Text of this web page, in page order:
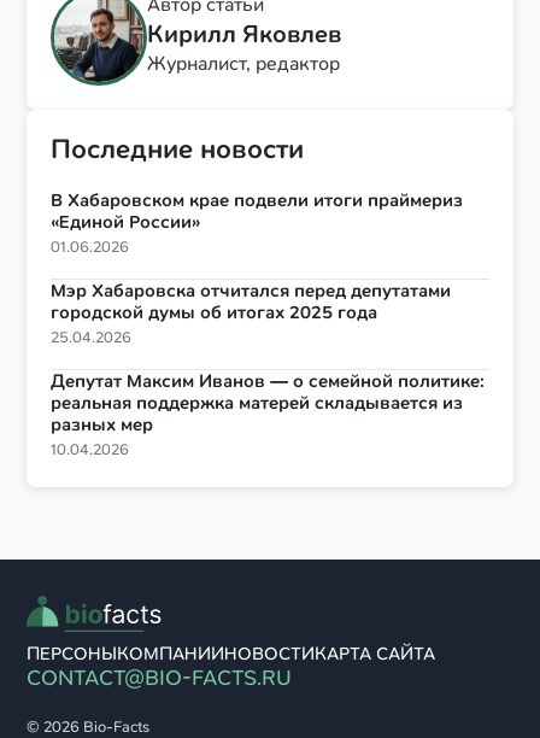
Кирилл Яковлев
Журналист, редактор
Последние новости
В Хабаровском крае подвели итоги праймериз
«Единой России»
01.06.2026
Мэр Хабаровска отчитался перед депутатами
городской думы об итогах 2025 года
25.04.2026
Депутат Максим Иванов — о семейной политике:
реальная поддержка матерей складывается из
разных мер
10.04.2026
ПЕРСОНЫКОМПАНИИНОВОСТИКАРТА САЙТА
CONTACT@BIO-FACTS.RU
© 2026 Bio-Facts